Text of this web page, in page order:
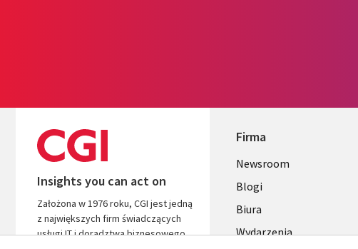
Insights you can act on
Założona w 1976 roku, CGI jest jedną
z największych firm świadczących
usługi IT i doradztwa biznesowego
Firma
Useful
links
SECTIONS
POLSKA
Newsroom
Blogi
Biura
Wydarzenia